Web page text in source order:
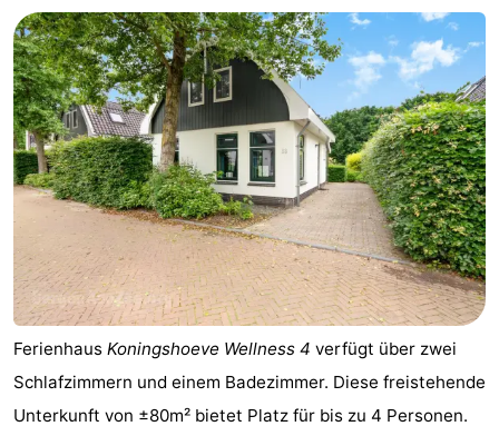
Ferienhaus Koningshoeve Wellness 4 verfügt über zwei
Schlafzimmern und einem Badezimmer. Diese freistehende
Unterkunft von ±80m² bietet Platz für bis zu 4 Personen.